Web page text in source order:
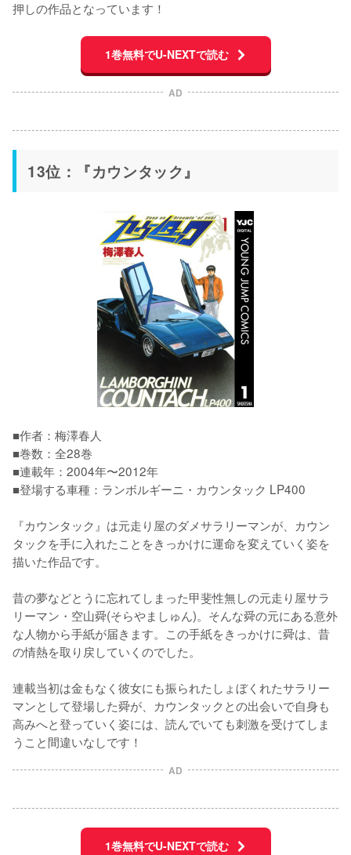
押しの作品となっています！
1巻無料でU-NEXTで読む
AD
13位：『カウンタック』
■作者：梅澤春人
■巻数：全28巻
■連載年：2004年〜2012年
■登場する車種：ランボルギーニ・カウンタック LP400
『カウンタック』は元走り屋のダメサラリーマンが、カウン
タックを手に入れたことをきっかけに運命を変えていく姿を
描いた作品です。
昔の夢などとうに忘れてしまった甲斐性無しの元走り屋サラ
リーマン・空山舜(そらやましゅん)。そんな舜の元にある意外
な人物から手紙が届きます。この手紙をきっかけに舜は、昔
の情熱を取り戻していくのでした。
連載当初は金もなく彼女にも振られたしょぼくれたサラリー
マンとして登場した舜が、カウンタックとの出会いで自身も
高みへと登っていく姿には、読んでいても刺激を受けてしま
うこと間違いなしです！
AD
1巻無料でU-NEXTで読む